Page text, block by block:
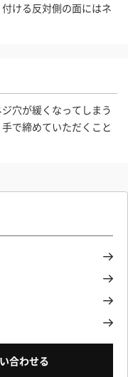
ける反対側の面にはネ
穴が緩くなってしまう
で締めていただくこと
合わせる